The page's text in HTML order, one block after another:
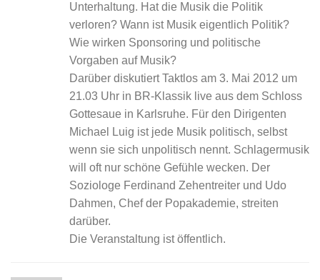
Unterhaltung. Hat die Musik die Politik
verloren? Wann ist Musik eigentlich Politik?
Wie wirken Sponsoring und politische
Vorgaben auf Musik?
Darüber diskutiert Taktlos am 3. Mai 2012 um
21.03 Uhr in BR-Klassik live aus dem Schloss
Gottesaue in Karlsruhe. Für den Dirigenten
Michael Luig ist jede Musik politisch, selbst
wenn sie sich unpolitisch nennt. Schlagermusik
will oft nur schöne Gefühle wecken. Der
Soziologe Ferdinand Zehentreiter und Udo
Dahmen, Chef der Popakademie, streiten
darüber.
Die Veranstaltung ist öffentlich.